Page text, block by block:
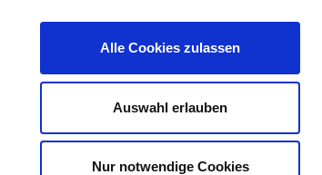
Alle Cookies zulassen
Auswahl erlauben
Nur notwendige Cookies
KONTAKT IHRE MEINUNG